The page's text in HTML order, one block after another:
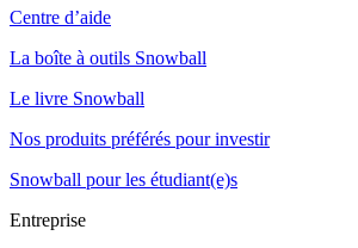
Centre d’aide
La boîte à outils Snowball
Le livre Snowball
Nos produits préférés pour investir
Snowball pour les étudiant(e)s
Entreprise